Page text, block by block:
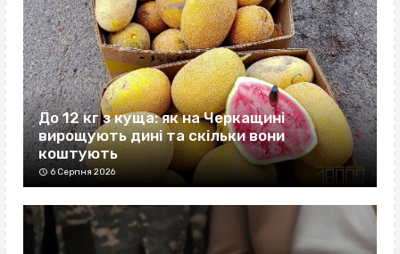
До 12 кг з куща: як на Черкащині
вирощують дині та скільки вони
коштують
6 Серпня 2026